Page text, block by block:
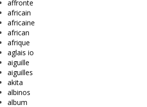
affronte
africain
africaine
african
afrique
aglais io
aiguille
aiguilles
akita
albinos
album